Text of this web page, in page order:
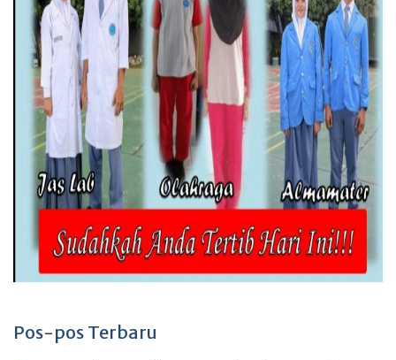
Pos-pos Terbaru